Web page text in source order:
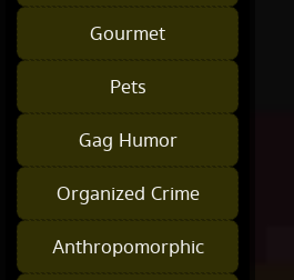
Gourmet
Pets
Gag Humor
Organized Crime
Anthropomorphic